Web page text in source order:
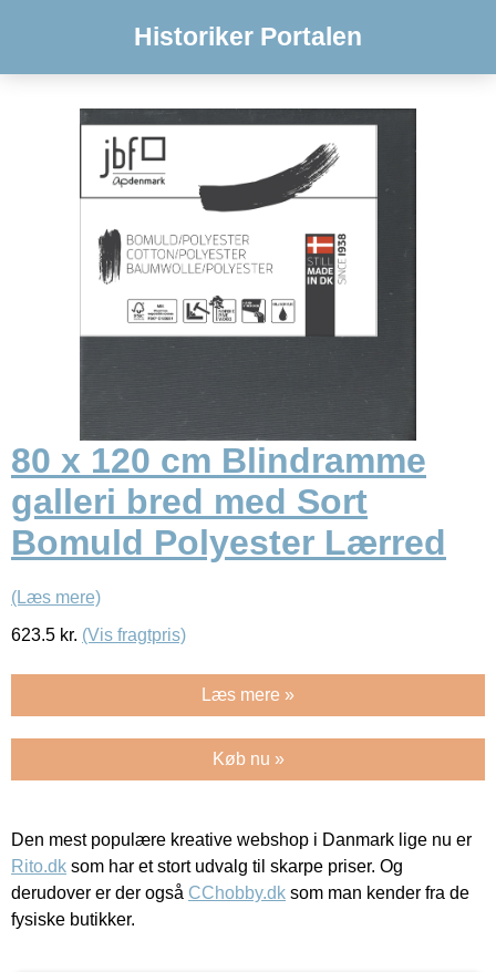
Historiker Portalen
80 x 120 cm Blindramme
galleri bred med Sort
Bomuld Polyester Lærred
(Læs mere)
623.5 kr. (Vis fragtpris)
Læs mere »
Køb nu »
Den mest populære kreative webshop i Danmark lige nu er
Rito.dk som har et stort udvalg til skarpe priser. Og
derudover er der også CChobby.dk som man kender fra de
fysiske butikker.